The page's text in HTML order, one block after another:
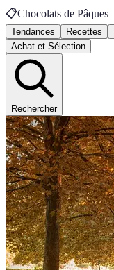
📋Chocolats de Pâques
Tendances Recettes
Achat et Sélection
Rechercher